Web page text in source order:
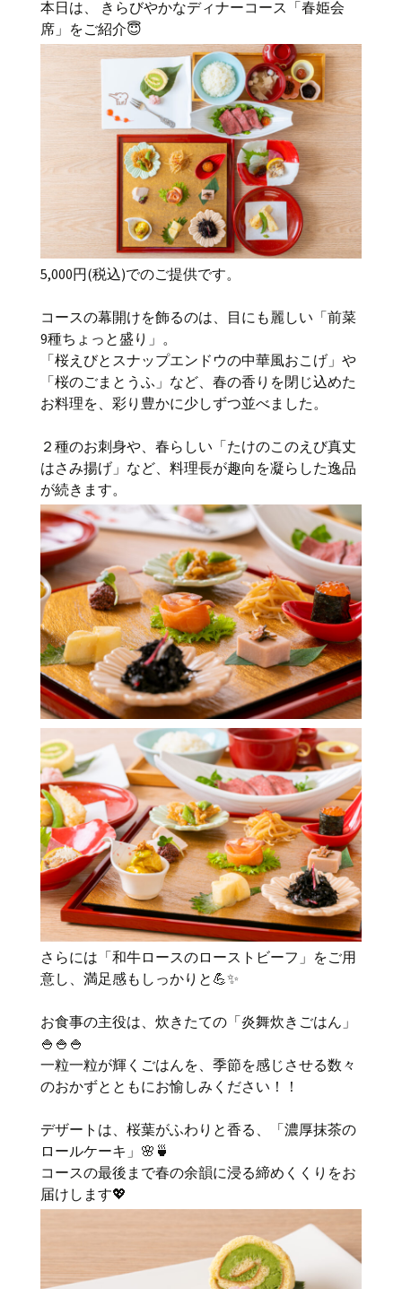
本日は、 きらびやかなディナーコース「春姫会
席」をご紹介😇
5,000円(税込)でのご提供です。
コースの幕開けを飾るのは、目にも麗しい「前菜
9種ちょっと盛り」。
「桜えびとスナップエンドウの中華風おこげ」や
「桜のごまとうふ」など、春の香りを閉じ込めた
お料理を、彩り豊かに少しずつ並べました。
２種のお刺身や、春らしい「たけのこのえび真丈
はさみ揚げ」など、料理長が趣向を凝らした逸品
が続きます。
さらには「和牛ロースのローストビーフ」をご用
意し、満足感もしっかりと💪✨
お食事の主役は、炊きたての「炎舞炊きごはん」
🍚🍚🍚
一粒一粒が輝くごはんを、季節を感じさせる数々
のおかずとともにお愉しみください！！
デザートは、桜葉がふわりと香る、「濃厚抹茶の
ロールケーキ」🌸🍵
コースの最後まで春の余韻に浸る締めくくりをお
届けします💖